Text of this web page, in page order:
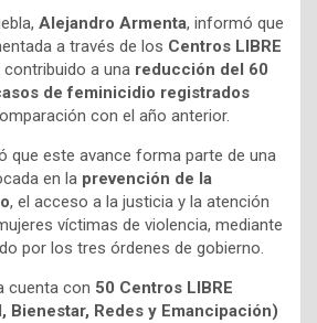
Alejandro Armenta, informó que
a través de los Centros LIBRE
contribuido a una reducción del 60
de feminicidio registrados
con el año anterior.
que este avance forma parte de una
en la prevención de la
, el acceso a la justicia y la atención
víctimas de violencia, mediante
por los tres órdenes de gobierno.
cuenta con 50 Centros LIBRE
Bienestar, Redes y Emancipación)